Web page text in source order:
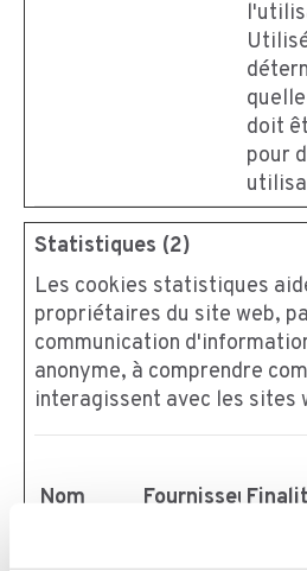
doit
pour
Statistiques (2)
Les cookies statistiques
propriétaires du site web,
communication
anonyme, à comprendre
interagissent avec les sites
Nom Fournisseur